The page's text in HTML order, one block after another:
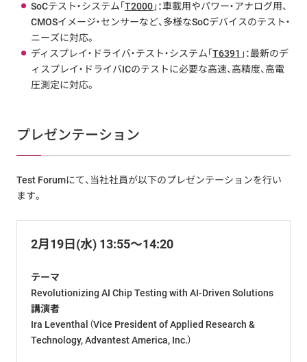
SoCテスト・システム「T2000」：車載用やパワー・アナログ用、
CMOSイメージ・センサーなど、多様なSoCデバイスのテスト・
ニーズに対応。
ディスプレイ・ドライバ・テスト・システム「T6391 」：最新のデ
ィスプレイ・ドライバICのテストに必要な高速、高精度、高電
圧測定に対応。
プレゼンテーション
Test Forumにて、当社社員が以下のプレゼンテーションを行い
ます。
2月19日(水) 13:55～14:20
テーマ
Revolutionizing AI Chip Testing with AI-Driven Solutions
講演者
Ira Leventhal（Vice President of Applied Research &
Technology, Advantest America, Inc.）